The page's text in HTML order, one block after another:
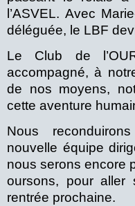
l’ASVEL. Avec
déléguée, le LBF
Le Club de
accompagné, à
de nos moyens,
cette aventure
Nous
nouvelle équipe
nous serons encore
oursons, pour aller
rentrée prochaine.